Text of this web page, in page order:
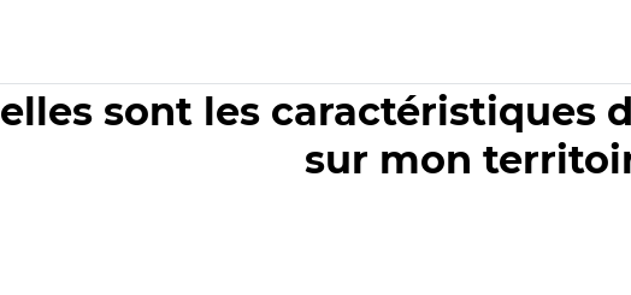
sont les caractéristiques
sur mon